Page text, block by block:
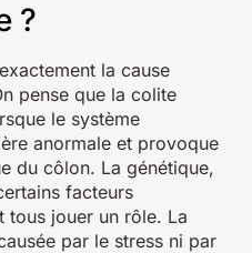
?
la cause
pense que la colite
le système
anormale et provoque
du côlon. La génétique,
facteurs
tous jouer un rôle. La
par le stress ni par